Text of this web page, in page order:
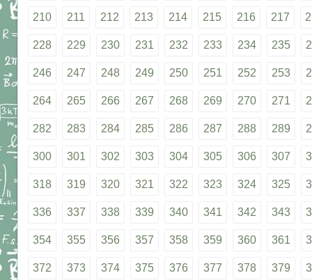
210 211 212 213 214 215 216 217
228 229 230 231 232 233 234 235
246 247 248 249 250 251 252 253
264 265 266 267 268 269 270 271
282 283 284 285 286 287 288 289
300 301 302 303 304 305 306 307
318 319 320 321 322 323 324 325
336 337 338 339 340 341 342 343
354 355 356 357 358 359 360 361
372 373 374 375 376 377 378 379